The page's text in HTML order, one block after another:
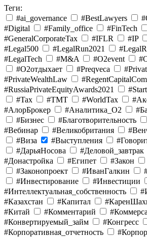
Теги:
#ai_governance
#BestLawyers
#Digital
#Family_office #FinTech
#GeneralCorporateTax
#IFLR #IP
#Legal500
#LegalRun2021
#LegalTech
#M&A #O2event
#O2отдыхает
#Preqveca
#PrivateWealthLaw
#RussiaPrivateEquityAwards2021
#Tax
#TMT #WorldTax
#АлорБрокер
#Аналитика_O2
#Бизнес
#Благотворительность
#Вебинар
#Великобритания
#Виза
#Выступления
#ДарьяНосова
#Деловой_завтрак
#Донастройка
#Египет #Закон
#Законопроект
#ИванГалкин
#Инвестирование
#Инвестиции
#Интеллектуальная_собственность
#Казахстан
#Капитал
#Китай
#Комментарий
#Конвертируемый_займ
#Конгресс
#Корпоративная_отчетность